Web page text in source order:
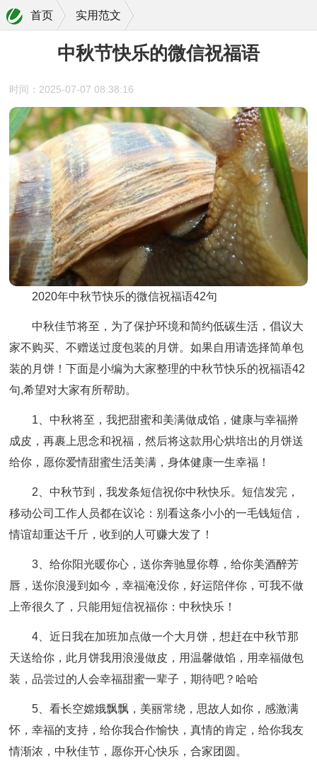
首页 实用范文
中秋节快乐的微信祝福语
时间：2025-07-07 08:38:16
2020年中秋节快乐的微信祝福语42句
中秋佳节将至，为了保护环境和简约低碳生活，倡议大
家不购买、不赠送过度包装的月饼。如果自用请选择简单包
装的月饼！下面是小编为大家整理的中秋节快乐的祝福语42
句,希望对大家有所帮助。
1、中秋将至，我把甜蜜和美满做成馅，健康与幸福擀
成皮，再裹上思念和祝福，然后将这款用心烘培出的月饼送
给你，愿你爱情甜蜜生活美满，身体健康一生幸福！
2、中秋节到，我发条短信祝你中秋快乐。短信发完，
移动公司工作人员都在议论：别看这条小小的一毛钱短信，
情谊却重达千斤，收到的人可赚大发了！
3、给你阳光暖你心，送你奔驰显你尊，给你美酒醉芳
唇，送你浪漫到如今，幸福淹没你，好运陪伴你，可我不做
上帝很久了，只能用短信祝福你：中秋快乐！
4、近日我在加班加点做一个大月饼，想赶在中秋节那
天送给你，此月饼我用浪漫做皮，用温馨做馅，用幸福做包
装，品尝过的人会幸福甜蜜一辈子，期待吧？哈哈
5、看长空嫦娥飘飘，美丽常绕，思故人如你，感激满
怀，幸福的支持，给你我合作愉快，真情的肯定，给你我友
情渐浓，中秋佳节，愿你开心快乐，合家团圆。